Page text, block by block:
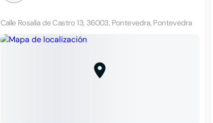
Calle Rosalia de Castro 13, 36003, Pontevedra, Pontevedra